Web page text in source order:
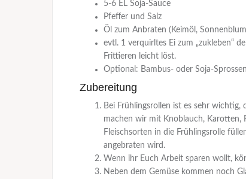
5-6 EL Soja-Sauce
Pfeffer und Salz
Öl zum Anbraten (Keimöl,
evtl. 1 verquirltes Ei zum „zukleben“
Frittieren leicht löst.
Optional: Bambus- oder Soja-
Zubereitung
Bei Frühlingsrollen ist es sehr
machen wir mit Knoblauch, Karotten,
Fleischsorten in die Frühlingsrolle
angebraten wird.
Wenn ihr Euch Arbeit sparen wollt,
Neben dem Gemüse kommen noch